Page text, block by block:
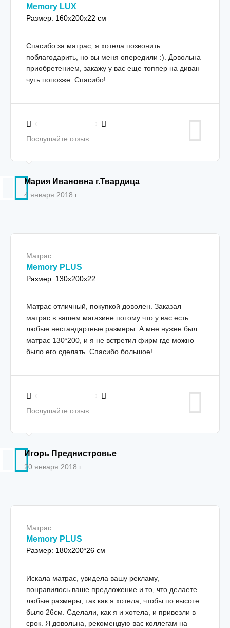
Memory LUX
Размер: 160x200x22 см
Спасибо за матрас, я хотела позвонить
поблагодарить, но вы меня опередили :). Довольна
приобретением, закажу у вас еще топпер на диван
чуть попозже. Спасибо!
Послушайте отзыв
Мария Ивановна г.Твардица
4 января 2018 г.
Матрас
Memory PLUS
Размер: 130х200х22
Матрас отличный, покупкой доволен. Заказал
матрас в вашем магазине потому что у вас есть
любые нестандартные размеры. А мне нужен был
матрас 130*200, и я не встретил фирм где можно
было его сделать. Спасибо большое!
Послушайте отзыв
Игорь Преднистровье
20 января 2018 г.
Матрас
Memory PLUS
Размер: 180x200*26 см
Искала матрас, увидела вашу рекламу,
понравилось ваше предложение и то, что делаете
любые размеры, так как я хотела, чтобы по высоте
было 26см. Сделали, как я и хотела, и привезли в
срок. Я довольна, рекомендую вас коллегам на